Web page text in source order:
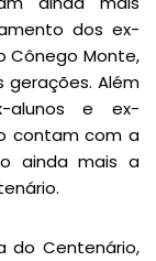
dos ex-
Cônego Monte,
gerações. Além
alunos e ex-
contam com a
ainda mais a
do Centenário,